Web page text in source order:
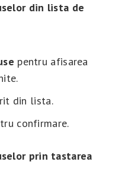
din lista de
pentru afisarea
din lista.
confirmare.
prin tastarea